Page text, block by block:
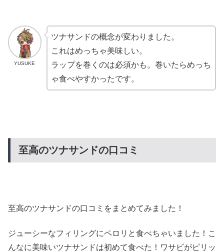
YUSUKE
ツナサンドの概念が変わりました。
これはめっちゃ美味しい。
ラップを巻くのは必須かも。巻いたらめっち
ゃ食べやすかったです。
至高のツナサンドの口コミ
至高のツナサンドの口コミをまとめてみました！
ジューシーなフィリングにペロリと食べちゃいました！こ
んなに美味いツナサンドは初めて食べた！ワサビがピリッ